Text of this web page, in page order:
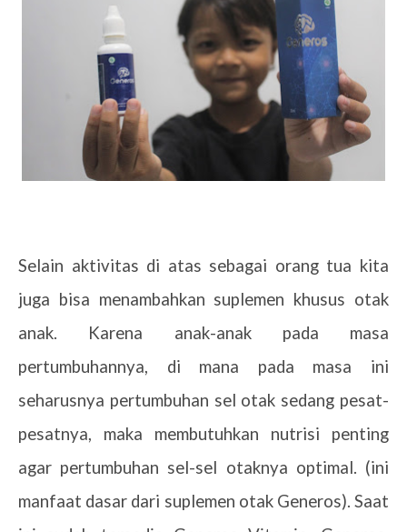
Selain aktivitas di atas sebagai orang tua kita
juga bisa menambahkan suplemen khusus otak
anak. Karena anak-anak pada masa
pertumbuhannya, di mana pada masa ini
seharusnya pertumbuhan sel otak sedang pesat-
pesatnya, maka membutuhkan nutrisi penting
agar pertumbuhan sel-sel otaknya optimal. (ini
manfaat dasar dari suplemen otak Generos). Saat